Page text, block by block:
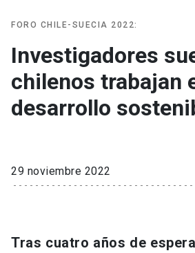
Investigación
Internacionalización launch
Universidad
FORO CHILE-SUECIA 2022:
Investigadores
chilenos trabajan
desarrollo
29 noviembre 2022
Tras cuatro años de